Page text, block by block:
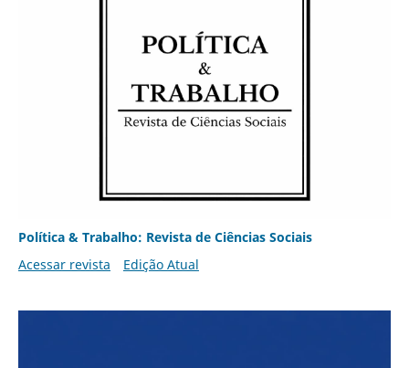
Política & Trabalho: Revista de Ciências Sociais
Acessar revista
Edição Atual